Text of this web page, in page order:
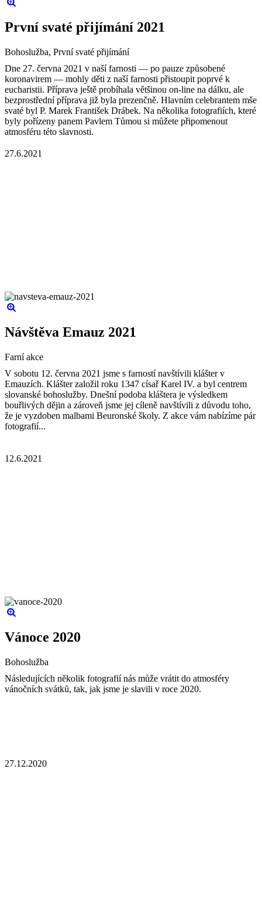
První svaté přijímání 2021
Bohoslužba, První svaté přijímání
Dne 27. června 2021 v naší farnosti — po pauze způsobené
koronavirem — mohly děti z naší farnosti přistoupit poprvé k
eucharistii. Příprava ještě probíhala většinou on-line na dálku, ale
bezprostřední příprava již byla prezenčně. Hlavním celebrantem mše
svaté byl P. Marek František Drábek. Na několika fotografiích, které
byly pořízeny panem Pavlem Tůmou si můžete připomenout
atmosféru této slavnosti.
27.6.2021
Návštěva Emauz 2021
Farní akce
V sobotu 12. června 2021 jsme s farností navštívili klášter v
Emauzích. Klášter založil roku 1347 císař Karel IV. a byl centrem
slovanské bohoslužby. Dnešní podoba kláštera je výsledkem
bouřlivých dějin a zároveň jsme jej cíleně navštívili z důvodu toho,
že je vyzdoben malbami Beuronské školy. Z akce vám nabízíme pár
fotografií...
12.6.2021
Vánoce 2020
Bohoslužba
Následujících několik fotografií nás může vrátit do atmosféry
vánočních svátků, tak, jak jsme je slavili v roce 2020.
27.12.2020